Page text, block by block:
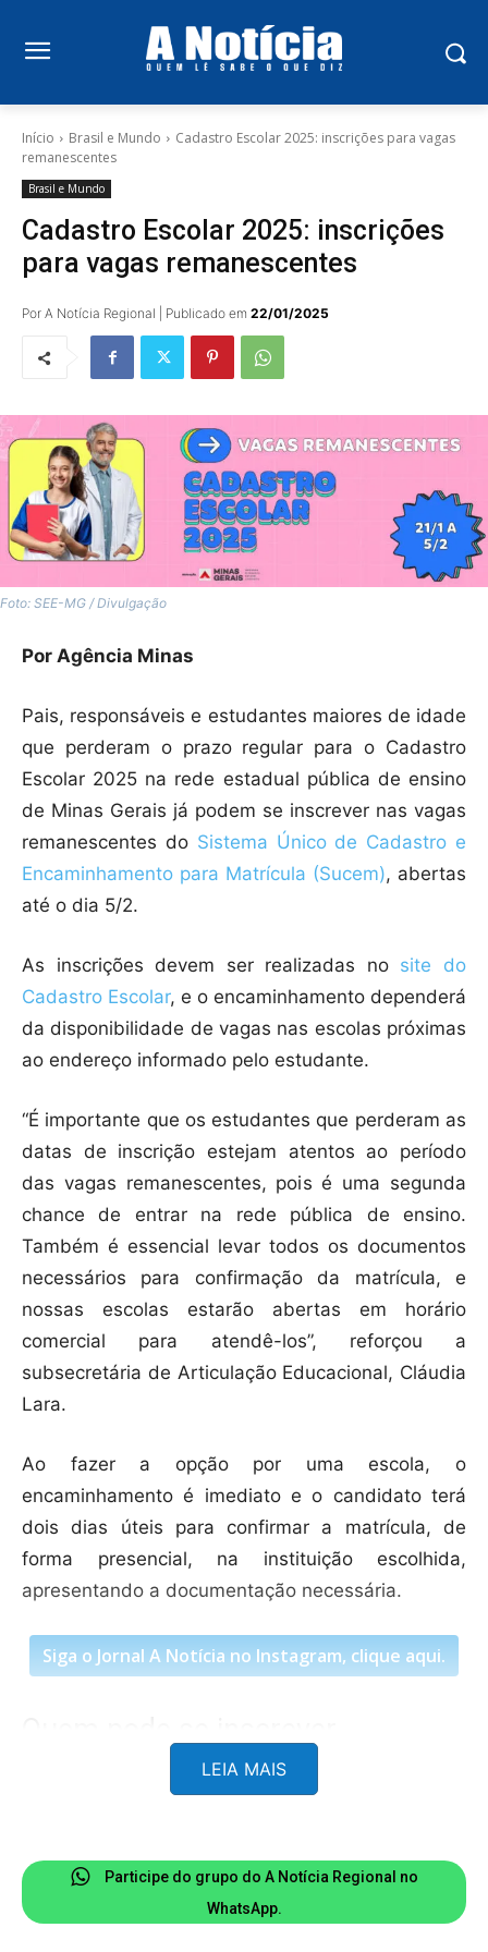
Início Brasil e Mundo
Cadastro Escolar 2025: inscrições para vagas
remanescentes
Brasil e Mundo
Cadastro Escolar 2025: inscrições
para vagas remanescentes
Por A Notícia Regional | Publicado em 22/01/2025
Foto: SEE-MG / Divulgação
Por Agência Minas
Pais, responsáveis e estudantes maiores de idade
que perderam o prazo regular para o Cadastro
Escolar 2025 na rede estadual pública de ensino
de Minas Gerais já podem se inscrever nas vagas
remanescentes do Sistema Único de Cadastro e
Encaminhamento para Matrícula (Sucem), abertas
até o dia 5/2.
As inscrições devem ser realizadas no site do
Cadastro Escolar, e o encaminhamento dependerá
da disponibilidade de vagas nas escolas próximas
ao endereço informado pelo estudante.
“É importante que os estudantes que perderam as
datas de inscrição estejam atentos ao período
das vagas remanescentes, pois é uma segunda
chance de entrar na rede pública de ensino.
Também é essencial levar todos os documentos
necessários para confirmação da matrícula, e
nossas escolas estarão abertas em horário
comercial para atendê-los”, reforçou a
subsecretária de Articulação Educacional, Cláudia
Lara.
Ao fazer a opção por uma escola, o
encaminhamento é imediato e o candidato terá
dois dias úteis para confirmar a matrícula, de
forma presencial, na instituição escolhida,
apresentando a documentação necessária.
Siga o Jornal A Notícia no Instagram, clique aqui.
Os estudantes que devem se inscrever incluem
perderam o prazo da primeira etapa.
LEIA MAIS
Participe do grupo do A Notícia Regional no
WhatsApp.